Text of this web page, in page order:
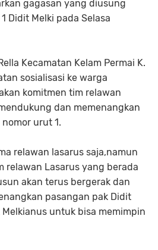
gagasan yang diusung
Didit Melki pada Selasa
Kecamatan Kelam Permai K.
sosialisasi ke warga
komitmen tim relawan
dan memenangkan
urut 1.
relawan lasarus saja,namun
relawan Lasarus yang berada
akan terus bergerak dan
pasangan pak Didit
untuk bisa memimpin